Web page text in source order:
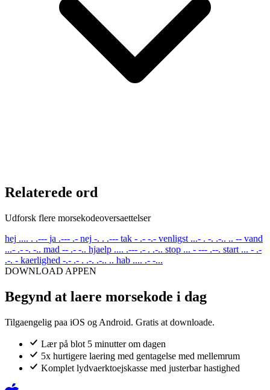
Relaterede ord
Udforsk flere morsekodeoversaettelser
hej .... . .--- ja .--- .- nej -. . .--- tak - .- -.- venligst ...- . -. .-.. .. -- vand
...- .- -. -.. mad -- .- -.. hjaelp .... .--- .- . .-.. stop ... - --- .--. start ... - .-
.-. - kaerlighed -.- .- . .-. .-.. .. hab .... .- -...
DOWNLOAD APPEN
Begynd at laere morsekode i dag
Tilgaengelig paa iOS og Android. Gratis at downloade.
Lær på blot 5 minutter om dagen
5x hurtigere laering med gentagelse med mellemrum
Komplet lydvaerktoejskasse med justerbar hastighed